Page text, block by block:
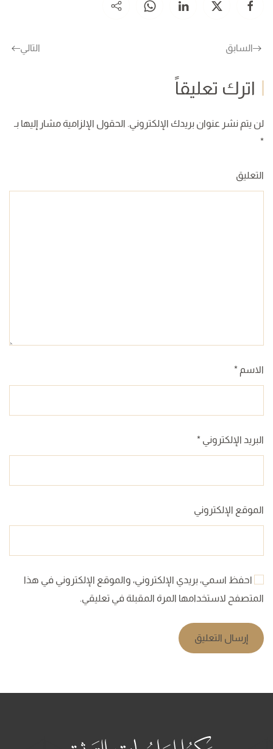
السابق التالي
اترك تعليقاً
لن يتم نشر عنوان بريدك الإلكتروني. الحقول الإلزامية مشار إليها بـ
*
التعليق
الاسم *
البريد الإلكتروني *
الموقع الإلكتروني
احفظ اسمي، بريدي الإلكتروني، والموقع الإلكتروني في هذا
المتصفح لاستخدامها المرة المقبلة في تعليقي.
إرسال التعليق